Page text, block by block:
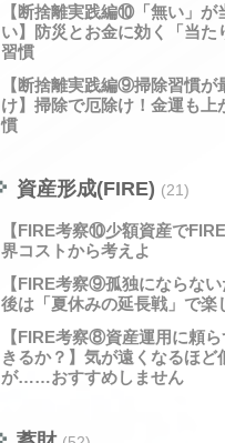
【断捨離実践編⑩「無い」が
い】防災とお金に効く「当た
習慣
【断捨離実践編⑨掃除習慣が
け】掃除で厄除け！金運も上
慣
資産形成(FIRE) (21)
【FIRE考察⑩少額資産で
界コストから考えよ
【FIRE考察⑨孤独にならな
後は「夏休みの延長戦」で楽
【FIRE考察⑧資産運用に頼
きるか？】気が遠くなるほど
が……おすすめしません